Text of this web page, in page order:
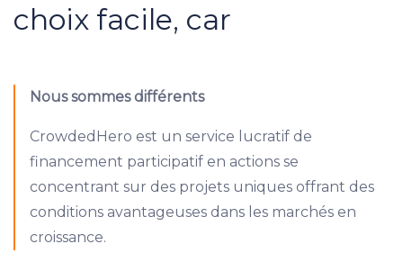
choix facile, car
Nous sommes différents
CrowdedHero est un service lucratif de
financement participatif en actions se
concentrant sur des projets uniques offrant des
conditions avantageuses dans les marchés en
croissance.